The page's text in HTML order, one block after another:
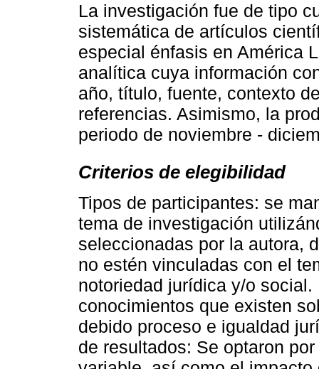
La investigación fue de tipo
sistemática de artículos
especial énfasis en América
analítica cuya información
año, título, fuente, contexto
referencias. Asimismo, la
periodo de noviembre -
Criterios de elegibilidad
Tipos de participantes: se
tema de investigación
seleccionadas por la autora,
no estén vinculadas con el
notoriedad jurídica y/o
conocimientos que existen
debido proceso e igualdad
de resultados: Se optaron